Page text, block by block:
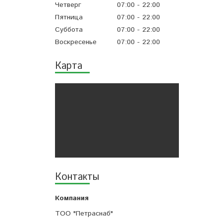
Четверг 07:00
22:00
Пятница
07:00
22:00
Суббота
07:00
22:00
Воскресенье
07:00 22:00
Карта
Контакты
ТОО "Петраснаб"